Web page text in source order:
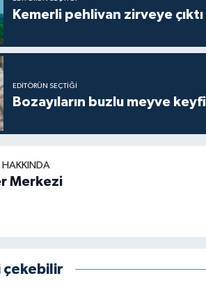
Kemerli pehlivan zirveye çıktı
EDITÖRÜN SEÇTIĞI
Bozayıların buzlu meyve keyfi
HAKKINDA
Merkezi
çekebilir